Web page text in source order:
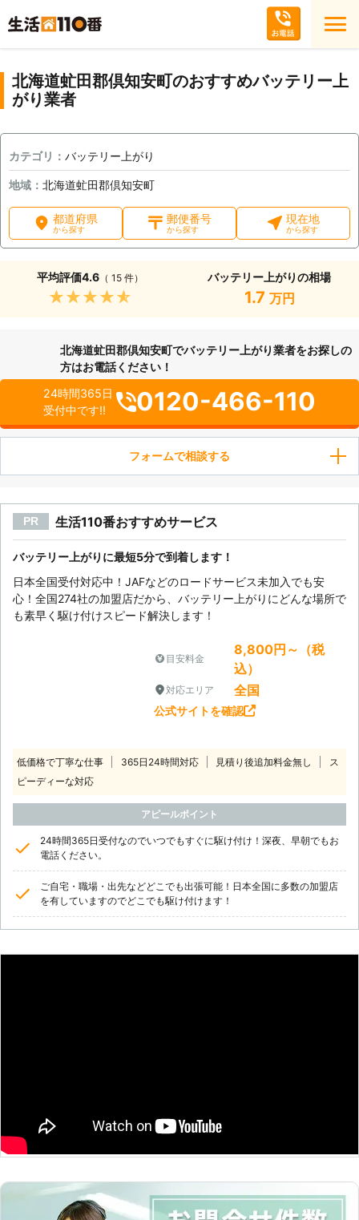
北海道虻田郡倶知安町のおすすめバッテリー上
がり業者
カテゴリ： バッテリー上がり
地域： 北海道虻田郡倶知安町
都道府県
から探す
郵便番号
から探す
現在地
から探す
平均評価4.6（ 15 件）
★★★★★
バッテリー上がりの相場
1.7 万円
北海道虻田郡倶知安町でバッテリー上がり業者をお探しの
方はお電話ください！
24時間365日
受付中です!!
0120-466-110
フォームで相談する
PR 生活110番おすすめサービス
バッテリー上がりに最短5分で到着します！
日本全国受付対応中！JAFなどのロードサービス未加入でも安
心！全国274社の加盟店だから、バッテリー上がりにどんな場所で
も素早く駆け付けスピード解決します！
目安料金
8,800円～（税
込）
対応エリア 全国
公式サイトを確認
低価格で丁寧な仕事 365日24時間対応 見積り後追加料金無し
ス
ピーディーな対応
アピールポイント
24時間365日受付なのでいつでもすぐに駆け付け！深夜、早朝でもお
電話ください。
ご自宅・職場・出先などどこでも出張可能！日本全国に多数の加盟店
を有していますのでどこでも駆け付けます！